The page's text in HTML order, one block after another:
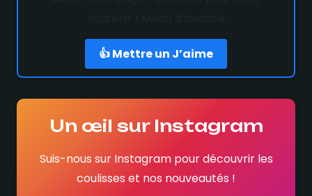
👍 Mettre un J’aime
Un œil sur Instagram
Suis-nous sur Instagram pour découvrir les
coulisses et nos nouveautés !